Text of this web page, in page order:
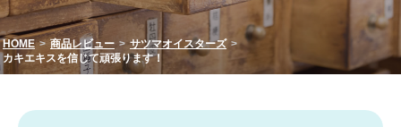
HOME 商品レビュー
サツマオイスターズ
カキエキスを信じて頑張ります！